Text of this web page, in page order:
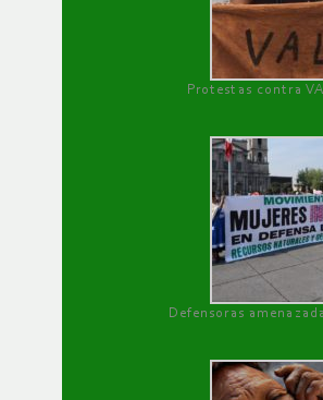
Protestas contra
Defensoras